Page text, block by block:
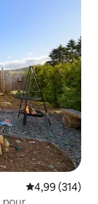
Évaluation
4,99 (314)
pour